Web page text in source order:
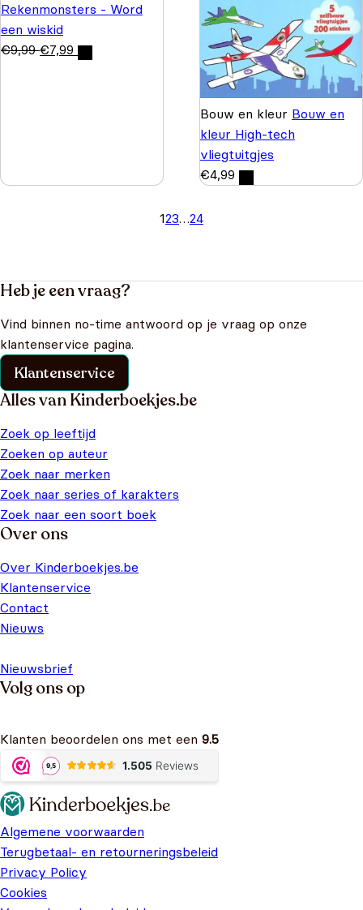
Rekenmonsters - Word
een wiskid
€9,99 €7,99
Bouw en kleur Bouw en
kleur High-tech
vliegtuitgjes
€4,99
123…24
Heb je een vraag?
Vind binnen no-time antwoord op je vraag op onze
klantenservice pagina.
Klantenservice
Alles van Kinderboekjes.be
Zoek op leeftijd
Zoeken op auteur
Zoek naar merken
Zoek naar series of karakters
Zoek naar een soort boek
Over ons
Over Kinderboekjes.be
Klantenservice
Contact
Nieuws
Nieuwsbrief
Volg ons op
Klanten beoordelen ons met een 9.5
Algemene voorwaarden
Terugbetaal- en retourneringsbeleid
Privacy Policy
Cookies